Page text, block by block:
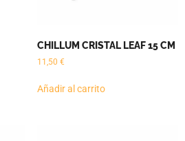
CHILLUM CRISTAL LEAF 15 CM
11,50 €
Añadir al carrito